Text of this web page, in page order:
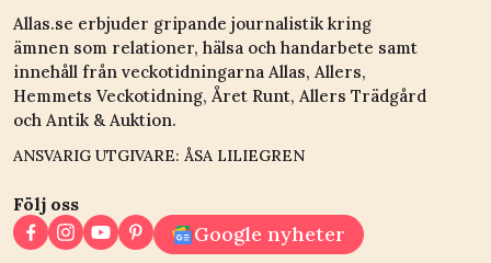
Allas.se erbjuder gripande journalistik kring
ämnen som relationer, hälsa och handarbete samt
innehåll från veckotidningarna Allas, Allers,
Hemmets Veckotidning, Året Runt, Allers Trädgård
och Antik & Auktion.
ANSVARIG UTGIVARE: ÅSA LILIEGREN
Följ oss
Google nyheter